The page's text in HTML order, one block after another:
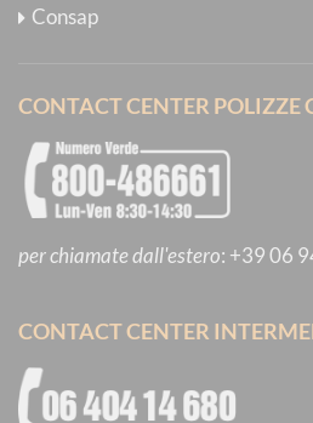
Consap
CONTACT CENTER POLIZZE
per chiamate dall'estero: +39 06
CONTACT CENTER